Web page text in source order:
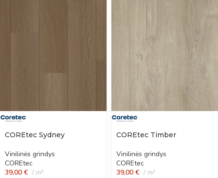
COREtec Sydney
Vinilinės grindys
COREtec
39,00 € m²
COREtec Timber
Vinilinės grindys
COREtec
39,00 € m²